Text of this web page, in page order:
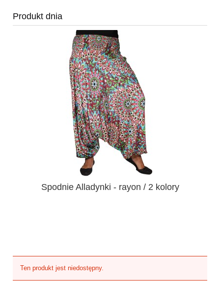
Produkt dnia
Spodnie Alladynki - rayon / 2 kolory
Ten produkt jest niedostępny.